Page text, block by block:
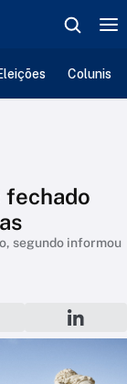
fechado
segundo informou